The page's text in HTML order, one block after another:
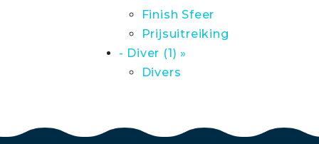
Finish Sfeer
Prijsuitreiking
- Diver (1) »
Divers